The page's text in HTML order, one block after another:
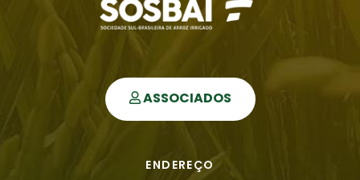
ASSOCIADOS
ENDEREÇO